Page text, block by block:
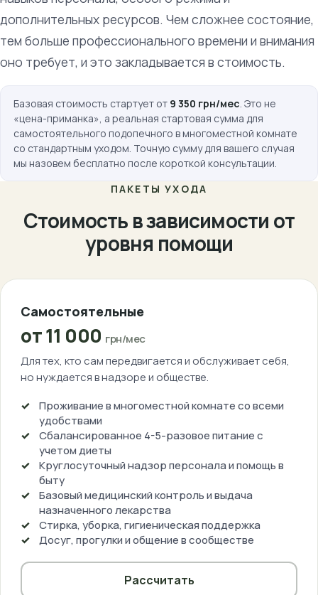
дополнительных ресурсов. Чем сложнее состояние,
тем больше профессионального времени и внимания
оно требует, и это закладывается в стоимость.
Базовая стоимость стартует от 9 350 грн/мес. Это не
«цена-приманка», а реальная стартовая сумма для
самостоятельного подопечного в многоместной комнате
со стандартным уходом. Точную сумму для вашего случая
мы назовем бесплатно после короткой консультации.
ПАКЕТЫ УХОДА
Стоимость в зависимости от
уровня помощи
Самостоятельные
от 11 000 грн/мес
Для тех, кто сам передвигается и обслуживает себя,
но нуждается в надзоре и обществе.
Проживание в многоместной комнате со всеми
удобствами
Сбалансированное 4-5-разовое питание с
учетом диеты
Круглосуточный надзор персонала и помощь в
быту
Базовый медицинский контроль и выдача
назначенного лекарства
Стирка, уборка, гигиеническая поддержка
Досуг, прогулки и общение в сообществе
Рассчитать